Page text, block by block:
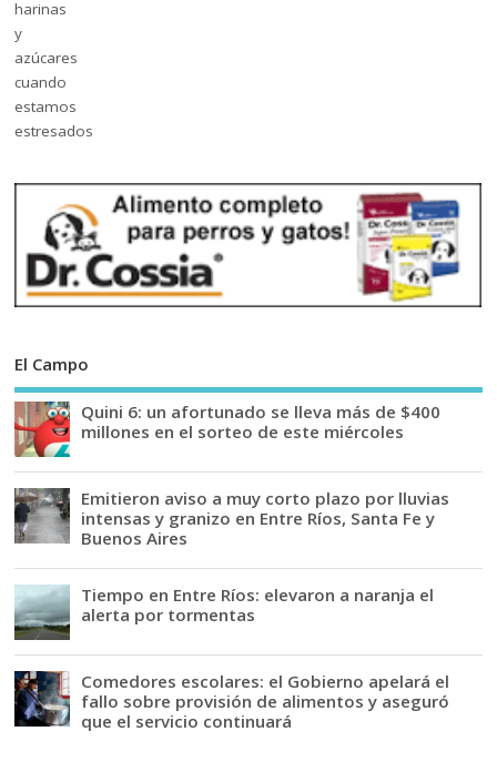
El Campo
Quini 6: un afortunado se lleva más de $400
millones en el sorteo de este miércoles
Emitieron aviso a muy corto plazo por lluvias
intensas y granizo en Entre Ríos, Santa Fe y
Buenos Aires
Tiempo en Entre Ríos: elevaron a naranja el
alerta por tormentas
Comedores escolares: el Gobierno apelará el
fallo sobre provisión de alimentos y aseguró
que el servicio continuará